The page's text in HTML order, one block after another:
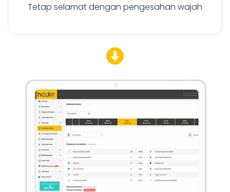
Tetap selamat dengan pengesahan wajah